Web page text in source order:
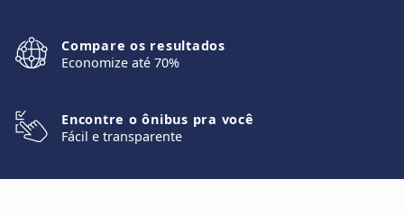
Compare os resultados
Economize até 70%
Encontre o ônibus pra você
Fácil e transparente